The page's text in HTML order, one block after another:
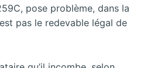
pose problème, dans la
pas le redevable légal de